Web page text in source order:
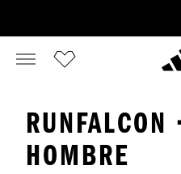
RUNFALCON
HOMBRE